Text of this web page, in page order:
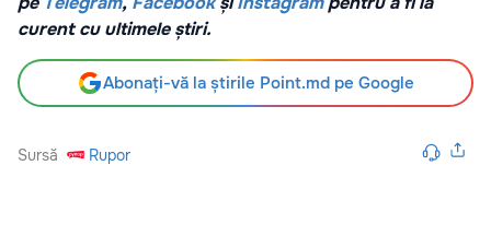
curent cu ultimele știri.
Abonați-vă la știrile Point.md pe Google
Sursă Rupor